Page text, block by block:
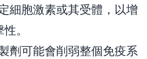
細胞激素或其受體，以增
。
劑可能會削弱整個免疫系